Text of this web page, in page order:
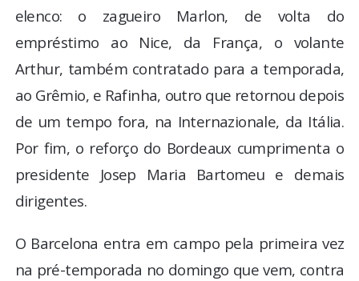
elenco: o zagueiro Marlon, de volta do
empréstimo ao Nice, da França, o volante
Arthur, também contratado para a temporada,
ao Grêmio, e Rafinha, outro que retornou depois
de um tempo fora, na Internazionale, da Itália.
Por fim, o reforço do Bordeaux cumprimenta o
presidente Josep Maria Bartomeu e demais
dirigentes.
O Barcelona entra em campo pela primeira vez
na pré-temporada no domingo que vem, contra